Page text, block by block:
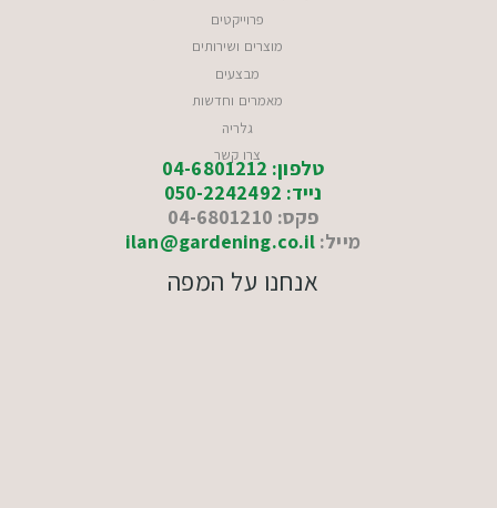
פרוייקטים
מוצרים ושירותים
מבצעים
מאמרים וחדשות
גלריה
צרו קשר
טלפון: 04-6801212
נייד: 050-2242492
פקס: 04-6801210
מייל: ilan@gardening.co.il
אנחנו על המפה